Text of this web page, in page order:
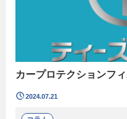
カープロテクションフ
2024.07.21